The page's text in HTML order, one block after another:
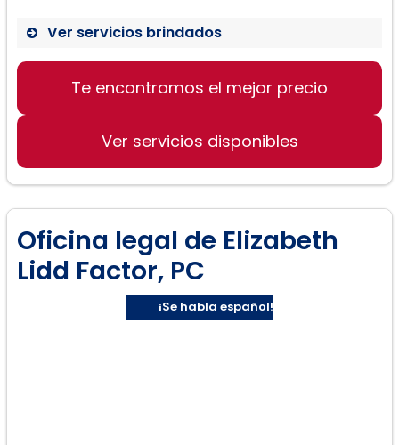
Ver servicios brindados
Divorcio:
Te encontramos el mejor precio
Ver servicios disponibles
Oficina legal de Elizabeth
Lidd Factor, PC
¡Se habla español!